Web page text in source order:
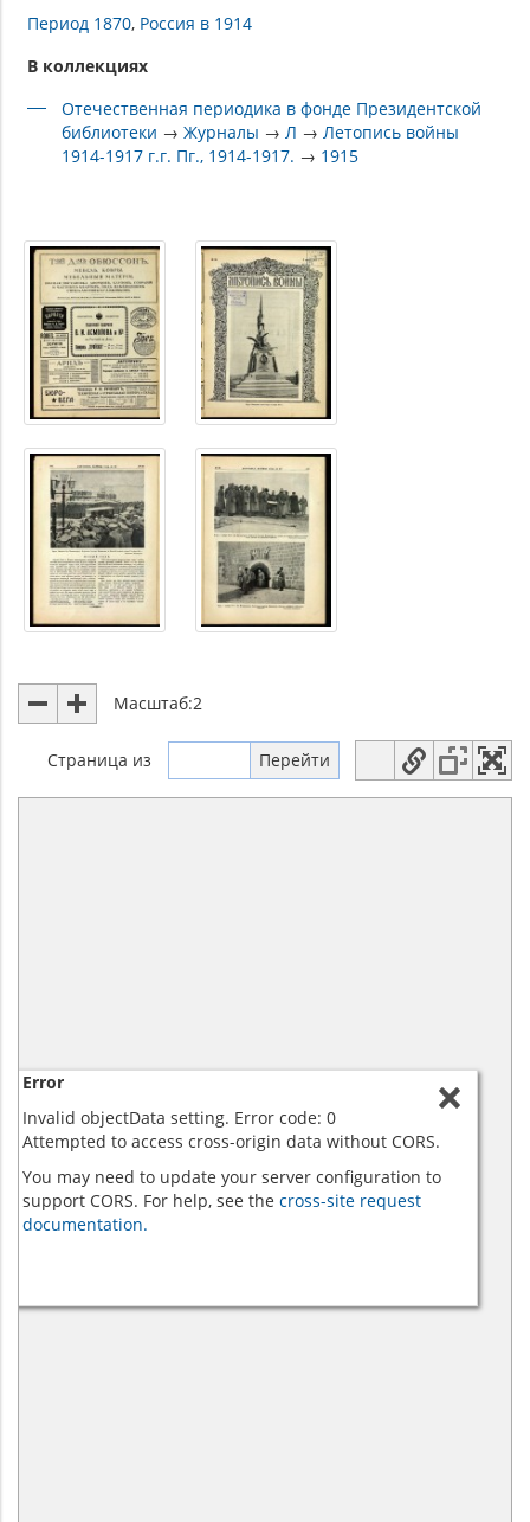
Период 1870 Россия в 1914
В коллекциях
Отечественная периодика в фонде Президентской
библиотеки →Журналы → Л → Летопись войны
1914-1917 г.г. Пг., 1914-1917. → 1915
Масштаб:2
Страница из
Error
Invalid objectData setting. Error code: 0
Attempted to access cross-origin data without CORS.
You may need to update your server configuration to
support CORS. For help, see the cross-site request
documentation.